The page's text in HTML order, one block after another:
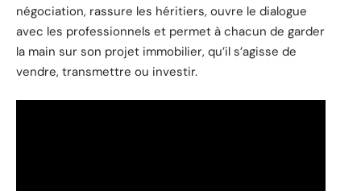
négociation, rassure les héritiers, ouvre le dialogue
avec les professionnels et permet à chacun de garder
la main sur son projet immobilier, qu’il s’agisse de
vendre, transmettre ou investir.